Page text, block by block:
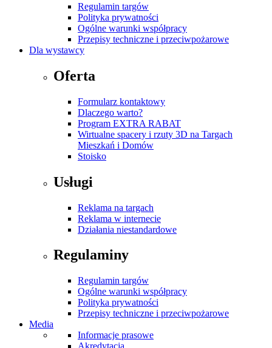
Regulamin targów
Polityka prywatności
Ogólne warunki współpracy
Przepisy techniczne i przeciwpożarowe
Dla wystawcy
Oferta
Formularz kontaktowy
Dlaczego warto?
Program EXTRA RABAT
Wirtualne spacery i rzuty 3D na Targach
Mieszkań i Domów
Stoisko
Usługi
Reklama na targach
Reklama w internecie
Działania niestandardowe
Regulaminy
Regulamin targów
Ogólne warunki współpracy
Polityka prywatności
Przepisy techniczne i przeciwpożarowe
Media
Informacje prasowe